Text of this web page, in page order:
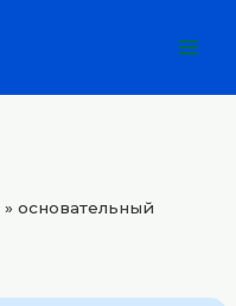
»основательный